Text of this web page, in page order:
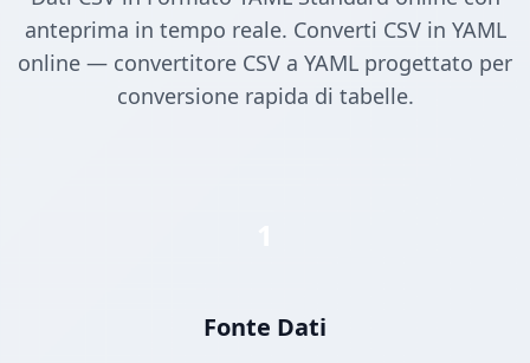
anteprima in tempo reale. Converti CSV in YAML
online — convertitore CSV a YAML progettato per
conversione rapida di tabelle.
Fonte Dati